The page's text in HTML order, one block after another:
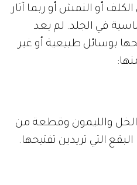
أو النمش أو ربما آثار
في الجلد. لم يعد
بوسائل طبيعية أو غير
والليمون وقطعة من
التي تريدين تفتيحها.